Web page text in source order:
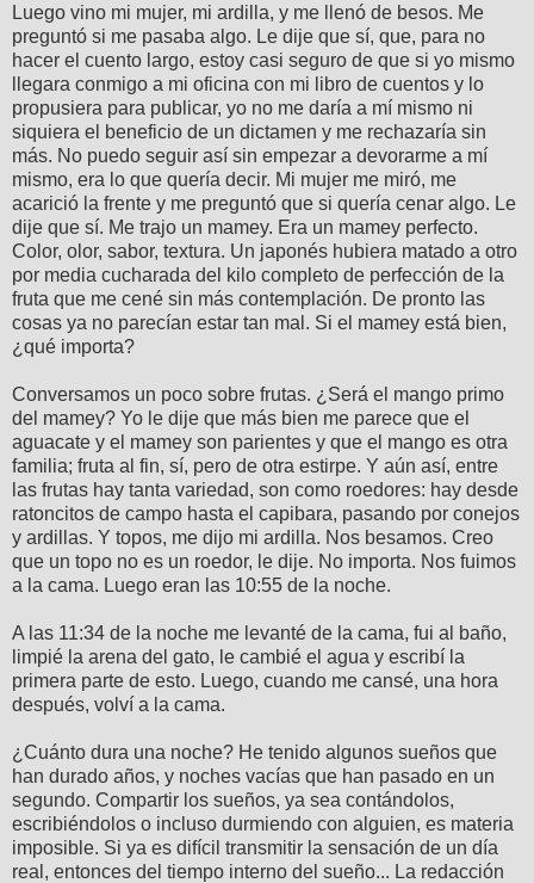
Luego vino mi mujer, mi ardilla, y me llenó de besos. Me
preguntó si me pasaba algo. Le dije que sí, que, para no
hacer el cuento largo, estoy casi seguro de que si yo mismo
llegara conmigo a mi oficina con mi libro de cuentos y lo
propusiera para publicar, yo no me daría a mí mismo ni
siquiera el beneficio de un dictamen y me rechazaría sin
más. No puedo seguir así sin empezar a devorarme a mí
mismo, era lo que quería decir. Mi mujer me miró, me
acarició la frente y me preguntó que si quería cenar algo. Le
dije que sí. Me trajo un mamey. Era un mamey perfecto.
Color, olor, sabor, textura. Un japonés hubiera matado a otro
por media cucharada del kilo completo de perfección de la
fruta que me cené sin más contemplación. De pronto las
cosas ya no parecían estar tan mal. Si el mamey está bien,
¿qué importa?
Conversamos un poco sobre frutas. ¿Será el mango primo
del mamey? Yo le dije que más bien me parece que el
aguacate y el mamey son parientes y que el mango es otra
familia; fruta al fin, sí, pero de otra estirpe. Y aún así, entre
las frutas hay tanta variedad, son como roedores: hay desde
ratoncitos de campo hasta el capibara, pasando por conejos
y ardillas. Y topos, me dijo mi ardilla. Nos besamos. Creo
que un topo no es un roedor, le dije. No importa. Nos fuimos
a la cama. Luego eran las 10:55 de la noche.
A las 11:34 de la noche me levanté de la cama, fui al baño,
limpié la arena del gato, le cambié el agua y escribí la
primera parte de esto. Luego, cuando me cansé, una hora
después, volví a la cama.
¿Cuánto dura una noche? He tenido algunos sueños que
han durado años, y noches vacías que han pasado en un
segundo. Compartir los sueños, ya sea contándolos,
escribiéndolos o incluso durmiendo con alguien, es materia
imposible. Si ya es difícil transmitir la sensación de un día
real, entonces del tiempo interno del sueño... La redacción